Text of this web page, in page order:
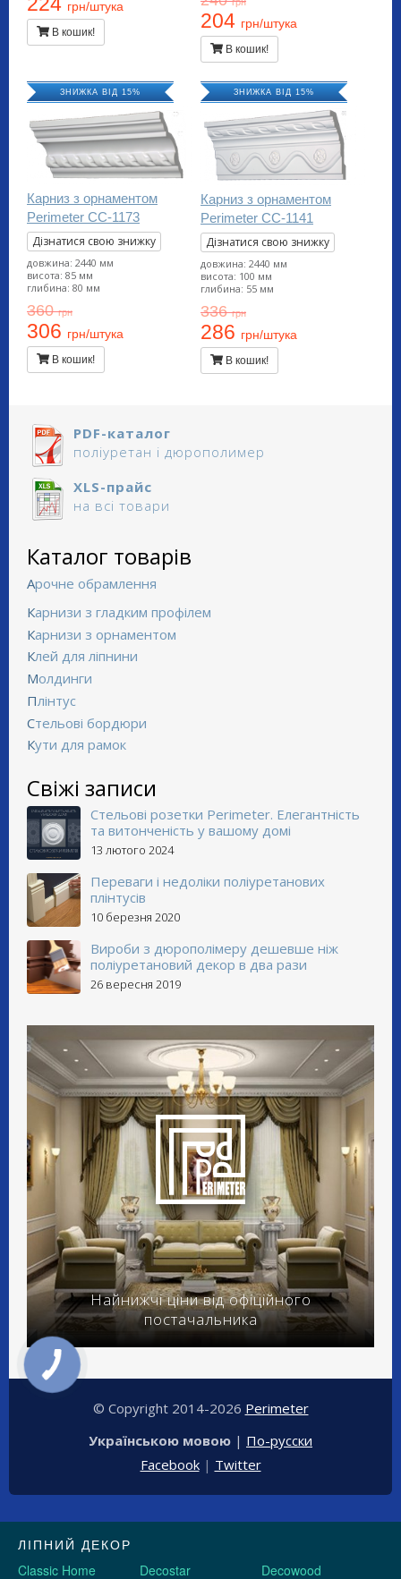
грн/штука
В кошик! 204 грн/штука
В кошик!
ЗНИЖКА ВІД 15%
Карниз з орнаментом
Perimeter CC-1173
Дізнатися свою знижку
довжина: 2440 мм
висота: 85 мм
глибина: 80 мм
360грн
306 грн/штука
В кошик!
ЗНИЖКА ВІД 15%
Карниз з орнаментом
Perimeter CC-1141
Дізнатися свою знижку
довжина: 2440 мм
висота: 100 мм
глибина: 55 мм
336грн
286 грн/штука
В кошик!
PDF-каталог
поліуретан і дюрополимер
XLS-прайс
на всі товари
Каталог товарів
Арочне обрамлення
Карнизи з гладким профілем
Карнизи з орнаментом
Клей для ліпнини
Молдинги
Плінтус
Стельові бордюри
Кути для рамок
Свіжі записи
Стельові розетки Perimeter. Елегантність
та витонченість у вашому домі
13 лютого 2024
Переваги і недоліки поліуретанових
плінтусів
10 березня 2020
Вироби з дюрополімеру дешевше ніж
поліуретановий декор в два рази
26 вересня 2019
Найнижчі ціни від офіційного
постачальника
© Copyright 2014-2026 Perimeter
Українською мовою | По-русски
Facebook| Twitter
ЛІПНИЙ ДЕКОР
Classic Home
Decostar Decowood